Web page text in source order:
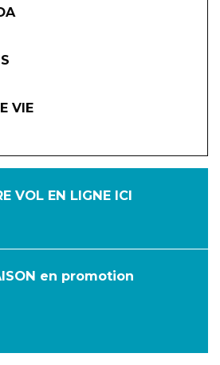
VIE
VOL EN LIGNE ICI
en promotion
MAI JUIN
AOÛT SEPTEMBRE